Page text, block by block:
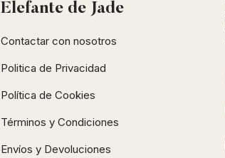
Elefante de Jade
Contactar con nosotros
Politica de Privacidad
Política de Cookies
Términos y Condiciones
Envíos y Devoluciones